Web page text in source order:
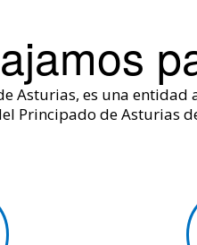
Asturias, es una
Principado de Asturias